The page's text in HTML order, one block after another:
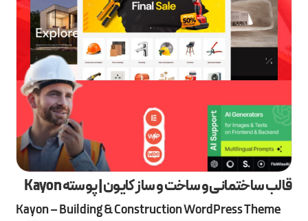
قالب ساختمانی و ساخت و ساز کایون | پوسته Kayon
Kayon – Building & Construction WordPress Theme